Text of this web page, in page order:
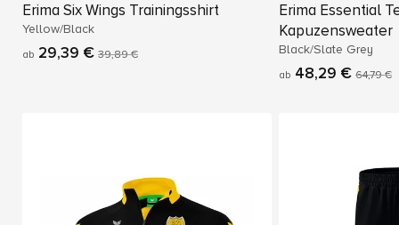
Erima Six Wings Trainingsshirt
Yellow/Black
ab 29,39 € 39,89 €
Erima Essential
Kapuzensweater
Black/Slate Grey
ab 48,29 € 64,79 €